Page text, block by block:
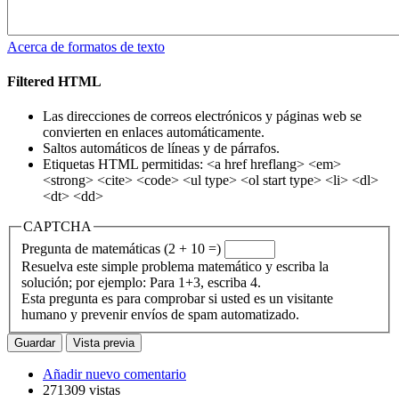
Acerca de formatos de texto
Filtered HTML
Las direcciones de correos electrónicos y páginas web se
convierten en enlaces automáticamente.
Saltos automáticos de líneas y de párrafos.
Etiquetas HTML permitidas: <a href hreflang> <em>
<strong> <cite> <code> <ul type> <ol start type> <li> <dl>
<dt> <dd>
CAPTCHA
Pregunta de matemáticas (2 + 10 =)
Resuelva este simple problema matemático y escriba la
solución; por ejemplo: Para 1+3, escriba 4.
Esta pregunta es para comprobar si usted es un visitante
humano y prevenir envíos de spam automatizado.
Añadir nuevo comentario
271309 vistas